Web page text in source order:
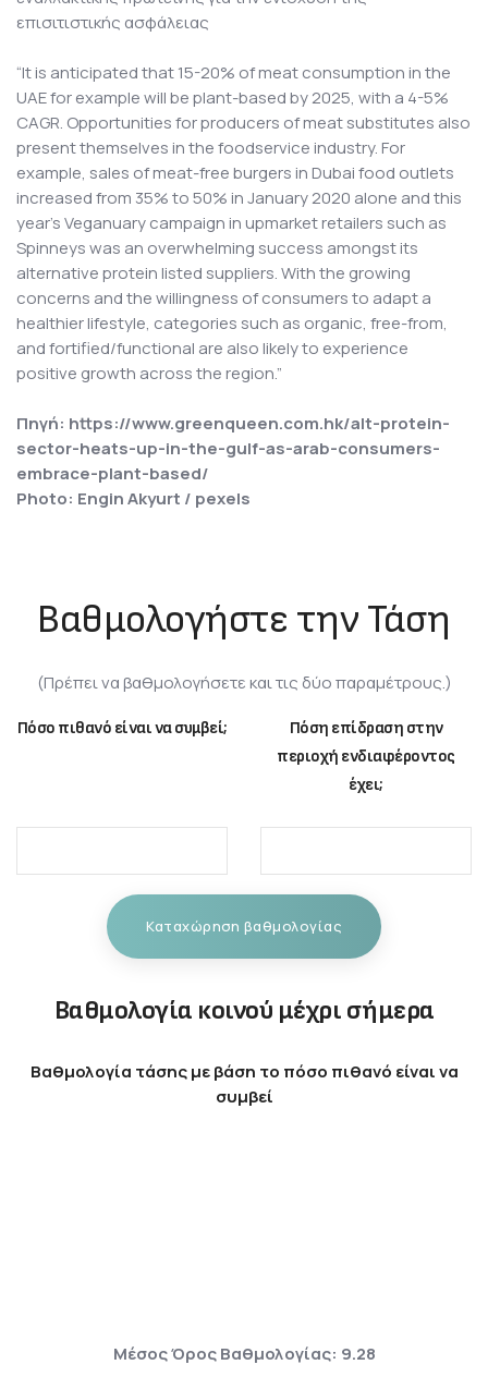
επισιτιστικής ασφάλειας
“It is anticipated that 15-20% of meat consumption in the
UAE for example will be plant-based by 2025, with a 4-5%
CAGR. Opportunities for producers of meat substitutes also
present themselves in the foodservice industry. For
example, sales of meat-free burgers in Dubai food outlets
increased from 35% to 50% in January 2020 alone and this
year’s Veganuary campaign in upmarket retailers such as
Spinneys was an overwhelming success amongst its
alternative protein listed suppliers. With the growing
concerns and the willingness of consumers to adapt a
healthier lifestyle, categories such as organic, free-from,
and fortified/functional are also likely to experience
positive growth across the region.”
Πηγή: https://www.greenqueen.com.hk/alt-protein-
sector-heats-up-in-the-gulf-as-arab-consumers-
embrace-plant-based/
Photo: Engin Akyurt / pexels
Βαθμολογήστε την Τάση
(Πρέπει να βαθμολογήσετε και τις δύο παραμέτρους.)
Πόσο πιθανό είναι να συμβεί;
Πόση επίδραση στην
περιοχή ενδιαφέροντος
έχει;
Καταχώρηση βαθμολογίας
Βαθμολογία κοινού μέχρι σήμερα
Βαθμολογία τάσης με βάση το πόσο πιθανό είναι να
συμβεί
Μέσος Όρος Βαθμολογίας: 9.28